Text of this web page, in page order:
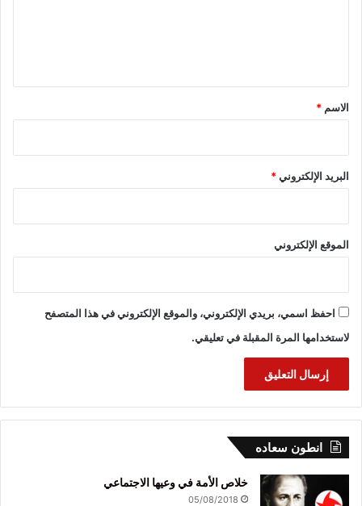
*
الاسم *
البريد الإلكتروني*
الموقع الإلكتروني
احفظ اسمي، بريدي الإلكتروني، والموقع الإلكتروني في هذا المتصفح
لاستخدامها المرة المقبلة في تعليقي.
انطون سعاده
خلاص الأمة في وعيها الاجتماعي
05/08/2018